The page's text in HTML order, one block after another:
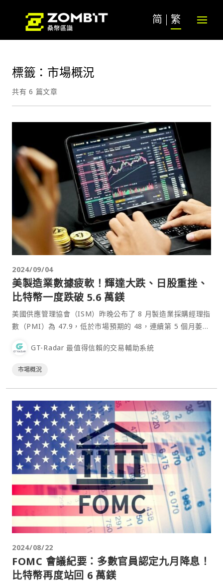
简 繁
標籤：市場概況
共有 6 篇文章
2024/09/04
美製造業數據疲軟！輝達大跌、日股重挫、
比特幣一度跌破 5.6 萬鎂
美國供應管理協會（ISM）昨晚公布了 8 月製造業採購經理指
數（PMI）為 47.9，低於市場預期的 48，連續第 5 個月萎
達（NVIDIA）更是大跌 9.5%，市值蒸發 2790 億美元。⋯
GT-Radar 最值得信賴的交易輔助系統
市場概況
2024/08/22
FOMC 會議紀要：多數官員認定九月降息！
比特幣再度站回 6 萬鎂